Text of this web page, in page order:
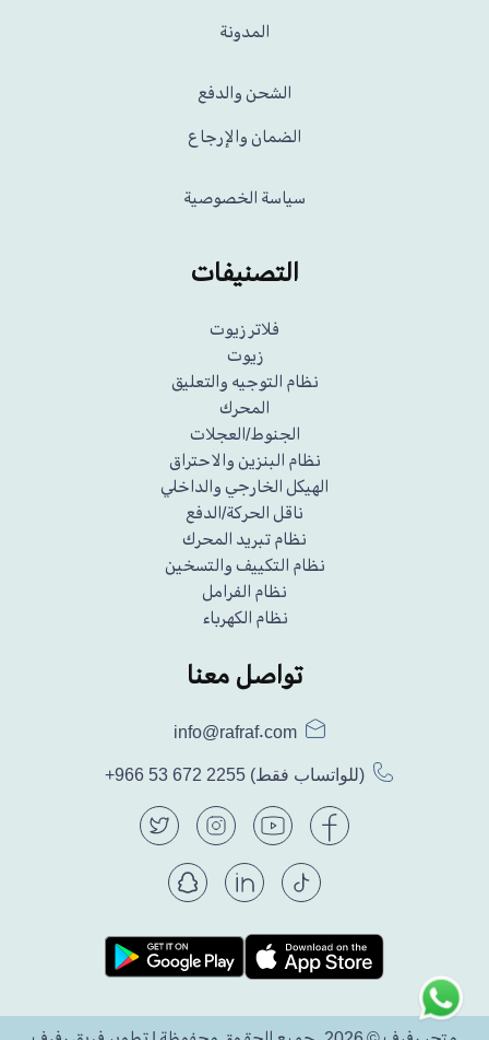
المدونة
الشحن والدفع
الضمان والإرجاع
سياسة الخصوصية
التصنيفات
فلاتر زيوت
زيوت
نظام التوجيه والتعليق
المحرك
الجنوط/العجلات
نظام البنزين والاحتراق
الهيكل الخارجي والداخلي
ناقل الحركة/الدفع
نظام تبريد المحرك
نظام التكييف والتسخين
نظام الفرامل
نظام الكهرباء
تواصل معنا
info@rafraf.com
+966 53 672 2255 (للواتساب فقط)